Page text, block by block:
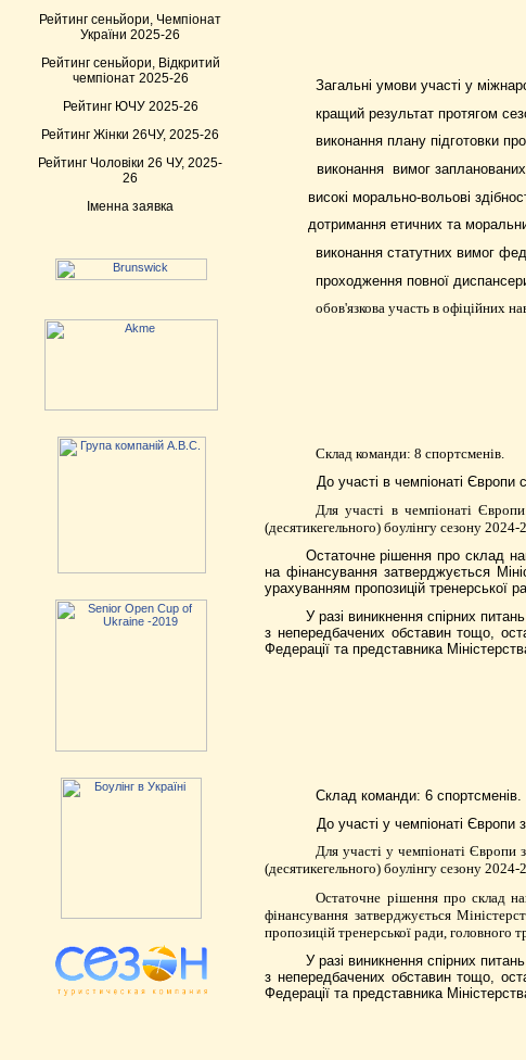
Рейтинг сеньйори, Чемпіонат
України 2025-26
Рейтинг сеньйори, Відкритий
чемпіонат 2025-26
Рейтинг ЮЧУ 2025-26
Рейтинг Жінки 26ЧУ, 2025-26
Рейтинг Чоловіки 26 ЧУ, 2025-
26
Іменна заявка
Загальні умови участі у
кращий результат протягом
виконання плану підготовки
виконання вимог запланованих
високі морально-вольові
дотримання етичних та
виконання статутних вимог
проходження повної
обов'язкова участь в офіційних
Склад команди: 8 спортсменів.
До участі в чемпіонаті Європи
Для участі в чемпіонаті
(десятикегельного) боулінгу сезону 2024-
Остаточне рішення про склад
на фінансування затверджується
урахуванням пропозицій тренерської
У разі виникнення спірних
з непередбачених обставин тощо,
Федерації та представника
Склад команди: 6 спортсменів.
До участі у чемпіонаті Європи
Для участі у чемпіонаті Європи
(десятикегельного) боулінгу сезону 2024-
Остаточне рішення про склад
фінансування затверджується
пропозицій тренерської ради, головного
У разі виникнення спірних
з непередбачених обставин тощо,
Федерації та представника